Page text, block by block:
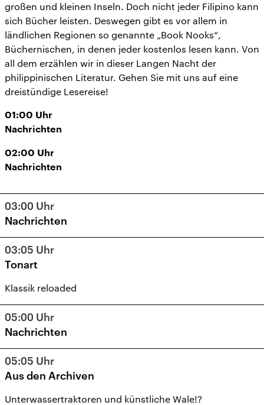
großen und kleinen Inseln. Doch nicht jeder Filipino kann
sich Bücher leisten. Deswegen gibt es vor allem in
ländlichen Regionen so genannte „Book Nooks“,
Büchernischen, in denen jeder kostenlos lesen kann. Von
all dem erzählen wir in dieser Langen Nacht der
philippinischen Literatur. Gehen Sie mit uns auf eine
dreistündige Lesereise!
01:00 Uhr
Nachrichten
02:00 Uhr
Nachrichten
03:00 Uhr
Nachrichten
03:05 Uhr
Tonart
Klassik reloaded
05:00 Uhr
Nachrichten
05:05 Uhr
Aus den Archiven
Unterwassertraktoren und künstliche Wale!?